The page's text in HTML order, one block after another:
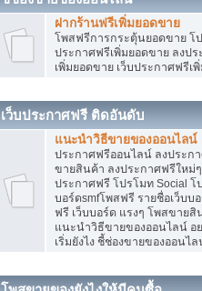
ฝากร้านฟรีเพิ่มยอดขาย
โพสฟรีการกระตุ้นยอดขาย โ
ประกาศฟรีเพิ่มยอดขาย ลงป
เพิ่มยอดขาย เว็บประกาศฟรีเ
เว็บประกาศฟรี ติดอันดับ
แนะนำวิธีขายของออนไลน์
ประกาศฟรีออนไลน์ ลงประก
ขายสินค้า ลงประกาศฟรีใหม่
ประกาศฟรี โปรโมท Social โ
บอร์ดsmfโพสฟรี รายชื่อเว็บ
ฟรี เว็บบอร์ด แรงๆ โพสขาย
แนะนำวิธีขายของออนไลน์ อ
เริ่มยังไง ชี้ช่องขายของออนไ